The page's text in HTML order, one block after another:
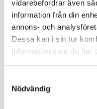
vidarebefordrar även
information från din
annons- och
Dessa kan i sin tur
information som du har
Nödvändig